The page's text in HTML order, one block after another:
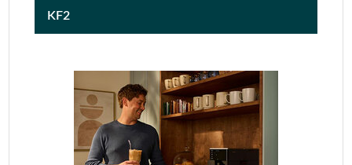
KF2
Americano
Cappuccino
Café glacé
Latte glacé